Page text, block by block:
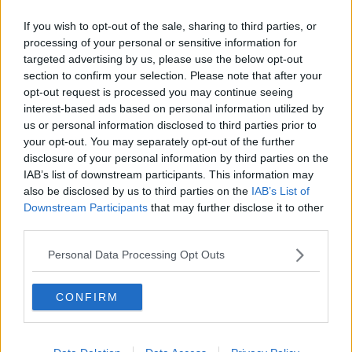
If you wish to opt-out of the sale, sharing to third parties, or
processing of your personal or sensitive information for
targeted advertising by us, please use the below opt-out
section to confirm your selection. Please note that after your
opt-out request is processed you may continue seeing
interest-based ads based on personal information utilized by
us or personal information disclosed to third parties prior to
your opt-out. You may separately opt-out of the further
disclosure of your personal information by third parties on the
IAB’s list of downstream participants. This information may
also be disclosed by us to third parties on the IAB’s List of
Downstream Participants that may further disclose it to other
Personal Data Processing Opt Outs
CONFIRM
svolta alla presenza di numerosi sportivi e amici del podista.
“Ho estremamente piacere - afferma il presidente Eugenio Giani -
di conferire questo riconoscimento a Mario Gelli che con la
competizione partrita stamattina avrà corso ben 50 edizioni su 51,
saltando solo la prima edizione. Marco Gelli – prosegue il
presidente Giani - ha portato a termine tutte le edizioni alle quali ha
finora partecipato, percorrendo tutti i 100 Km che separano Firenze
da Faenza, un autentico sportivo appassionato.”
sport. Oltre ad essere un podista da record, Marco è una persona
sempre molto presente nella vita della comunità, generoso,
partecipe, attento alla collettività. Un esempio per tanti appassionati
di sport e in generale per le nuove generazioni".
Marco Gelli, podista per passione, nel corso della sua carriera